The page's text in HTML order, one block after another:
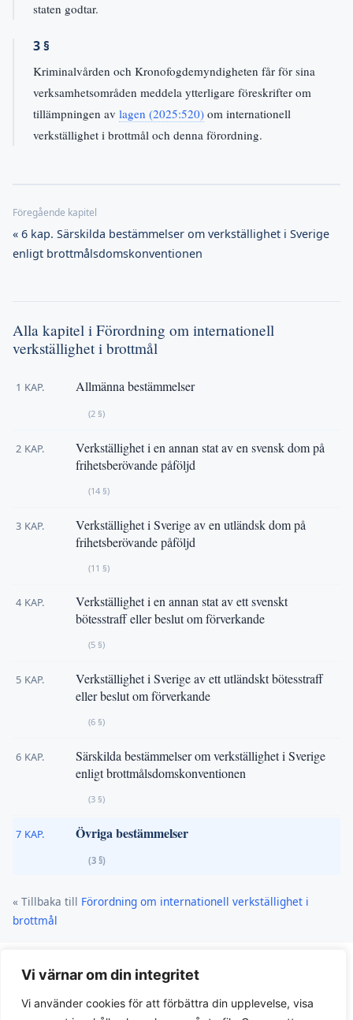
Vi värnar om din integritet
Vi använder cookies för att förbättra din upplevelse, visa
staten godtar.
3 §
Kriminalvården och Kronofogdemyndigheten får för sina
verksamhetsområden meddela ytterligare föreskrifter om
tillämpningen av lagen (2025:520) om internationell
verkställighet i brottmål och denna förordning.
« 6 kap. Särskilda bestämmelser om verkställighet i Sverige
enligt brottmålsdomskonventionen
Alla kapitel i Förordning om internationell
verkställighet i brottmål
1 KAP. Allmänna bestämmelser
(2 §)
2 KAP.
Verkställighet i en annan stat av en svensk dom på
frihetsberövande påföljd
(14 §)
3 KAP.
Verkställighet i Sverige av en utländsk dom på
frihetsberövande påföljd
(11 §)
4 KAP.
Verkställighet i en annan stat av ett svenskt
bötesstraff eller beslut om förverkande
(5 §)
5 KAP.
Verkställighet i Sverige av ett utländskt bötesstraff
eller beslut om förverkande
(6 §)
6 KAP.
Särskilda bestämmelser om verkställighet i Sverige
enligt brottmålsdomskonventionen
(3 §)
7 KAP. Övriga bestämmelser
(3 §)
« Tillbaka till Förordning om internationell verkställighet i
brottmål